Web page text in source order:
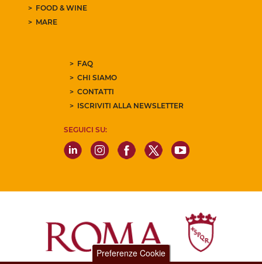
FOOD & WINE
MARE
FAQ
CHI SIAMO
CONTATTI
ISCRIVITI ALLA NEWSLETTER
SEGUICI SU:
Preferenze Cookie